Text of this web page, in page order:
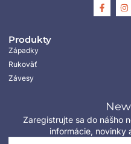
Produkty
Západky
Rukoväť
Závesy
Zaregistrujte sa do nášho
informácie, novinky